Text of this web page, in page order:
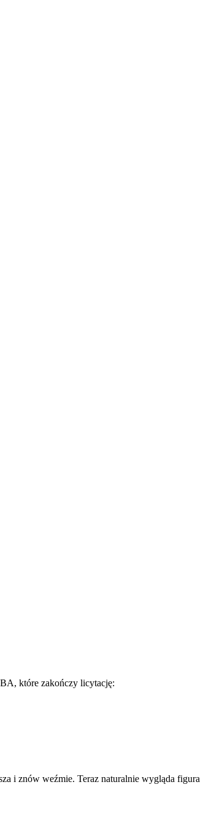
które zakończy licytację:
i znów weźmie. Teraz naturalnie wygląda figura